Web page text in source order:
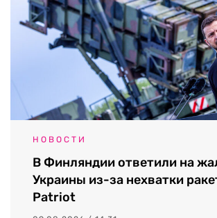
НОВОСТИ
В Финляндии ответили на
Украины из-за нехватки
Patriot